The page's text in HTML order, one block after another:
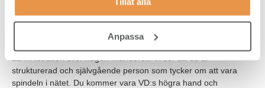
Anpassa
Våra förväntningar
strukturerad och självgående person som tycker om att vara
spindeln i nätet. Du kommer vara VD:s högra hand och